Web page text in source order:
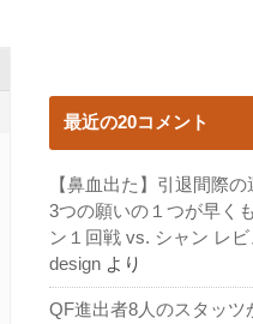
最近の20コメント
【鼻血出た】引退間際
3つの願いの１つが早く
ン１回戦 vs. シャン レビ
design より
QF進出者8人のスタッツ